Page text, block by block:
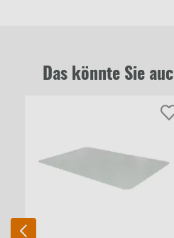
Das könnte Sie